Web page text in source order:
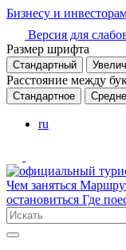
Бизнесу и
Версия для
Размер шрифта
Стандартный
Расстояние между
Стандартное
ru
Чем заняться
остановиться Где